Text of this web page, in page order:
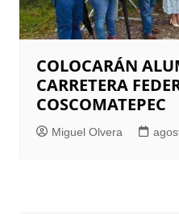
COLOCARÁN
CARRETERA
COSCOMATEPEC
Miguel Olvera